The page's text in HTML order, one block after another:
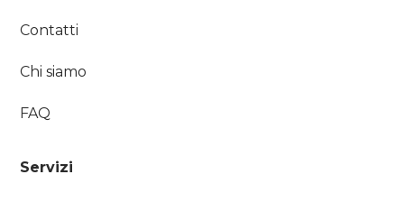
Contatti
Chi siamo
FAQ
Servizi